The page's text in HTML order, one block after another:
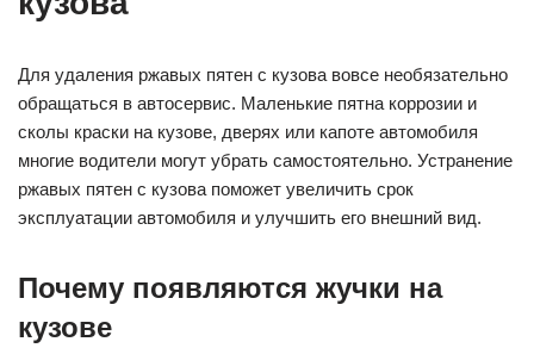
Для удаления ржавых пятен с кузова вовсе необязательно
обращаться в автосервис. Маленькие пятна коррозии и
сколы краски на кузове, дверях или капоте автомобиля
многие водители могут убрать самостоятельно. Устранение
ржавых пятен с кузова поможет увеличить срок
эксплуатации автомобиля и улучшить его внешний вид.
Почему появляются жучки на
кузове